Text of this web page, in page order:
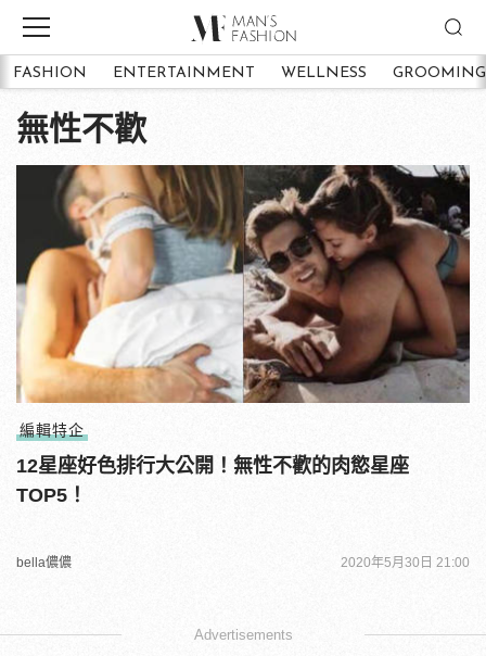
FASHION ENTERTAINMENT WELLNESS GROOMING
無性不歡
編輯特企
12星座好色排行大公開！無性不歡的肉慾星座
TOP5！
bella儂儂 2020年5月30日 21:00
Advertisements